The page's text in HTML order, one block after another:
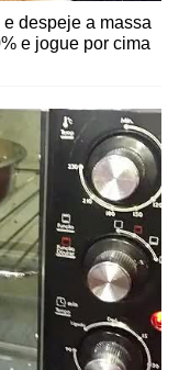
despeje a massa
e jogue por cima